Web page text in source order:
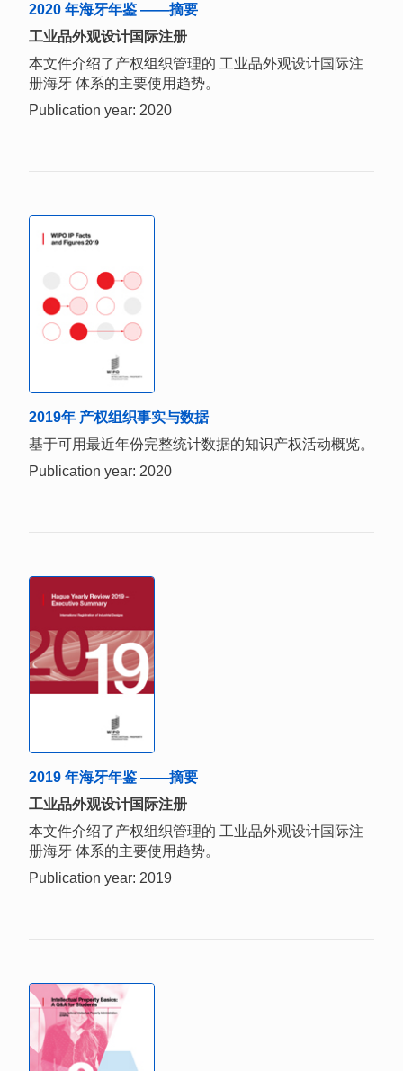
2020 年海牙年鉴 ——摘要
工业品外观设计国际注册
本文件介绍了产权组织管理的 工业品外观设计国际注
册海牙 体系的主要使用趋势。
Publication year: 2020
2019年 产权组织事实与数据
基于可用最近年份完整统计数据的知识产权活动概览。
Publication year: 2020
2019 年海牙年鉴 ——摘要
工业品外观设计国际注册
本文件介绍了产权组织管理的 工业品外观设计国际注
册海牙 体系的主要使用趋势。
Publication year: 2019